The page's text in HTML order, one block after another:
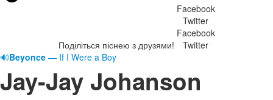
Поділіться піснею з друзями!
Facebook
Twitter
Facebook
Twitter
🔊Beyonce — If I Were a Boy
Jay-Jay Johanson